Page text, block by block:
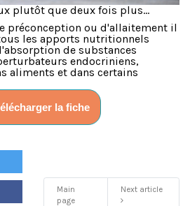
plutôt que deux fois plus...
préconception ou d'allaitement il
les apports nutritionnels
de substances
endocriniens,
aliments et dans certains
la fiche
Main
page
Next article